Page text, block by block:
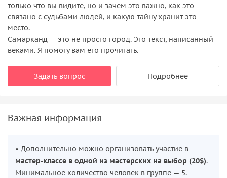
только что вы видите, но и зачем это важно, как это
связано с судьбами людей, и какую тайну хранит это
место.
Самарканд — это не просто город. Это текст, написанный
веками. Я помогу вам его прочитать.
Задать вопрос Подробнее
Важная информация
• Дополнительно можно организовать участие в
мастер-классе в одной из мастерских на выбор (20$).
Минимальное количество человек в группе — 5.